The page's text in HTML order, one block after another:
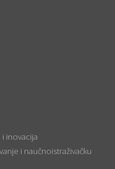
inovacija
i naučnoistraživačku